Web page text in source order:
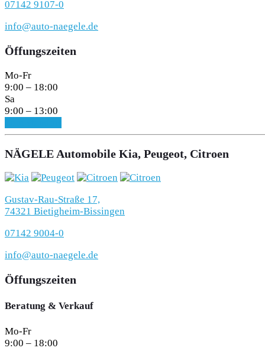
07142 9107-0
info@auto-naegele.de
Öffungszeiten
Mo-Fr
9:00 – 18:00
Sa
9:00 – 13:00
NÄGELE Automobile Kia, Peugeot, Citroen
Gustav-Rau-Straße 17,
74321 Bietigheim-Bissingen
07142 9004-0
info@auto-naegele.de
Öffungszeiten
Beratung & Verkauf
Mo-Fr
9:00 – 18:00